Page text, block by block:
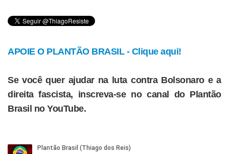
APOIE O PLANTÃO BRASIL - Clique aqui!
Se você quer ajudar na luta contra Bolsonaro e a
direita fascista, inscreva-se no canal do Plantão
Brasil no YouTube.